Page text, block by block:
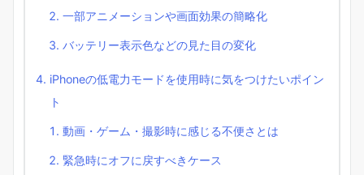
一部アニメーションや画面効果の簡略化
バッテリー表示色などの見た目の変化
iPhoneの低電力モードを使用時に気をつけたいポイン
ト
動画・ゲーム・撮影時に感じる不便さとは
緊急時にオフに戻すべきケース